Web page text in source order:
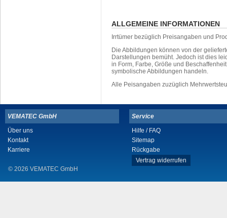
ALLGEMEINE INFORMATIONEN
Irrtümer bezüglich Preisangaben und
Die Abbildungen können von der
Darstellungen bemüht. Jedoch ist dies
in Form, Farbe, Größe und
symbolische Abbildungen handeln.
Alle Peisangaben zuzüglich
VEMATEC GmbH
Über uns
Kontakt
Karriere
© 2026 VEMATEC GmbH
Service
Hilfe / FAQ
Sitemap
Rückgabe
Vertrag widerrufen